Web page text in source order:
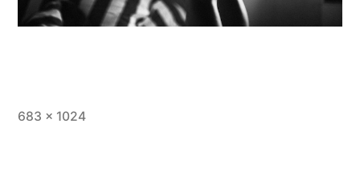
Taille
683 × 1024